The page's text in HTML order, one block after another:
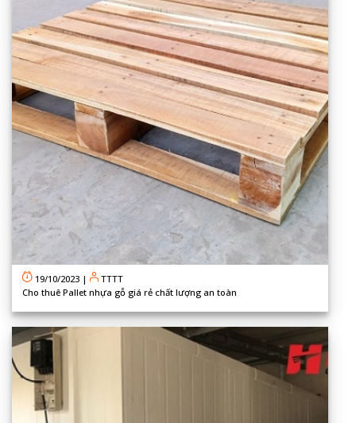
19/10/2023 |
TTTT
Cho thuê Pallet nhựa gỗ giá rẻ chất lượng an toàn